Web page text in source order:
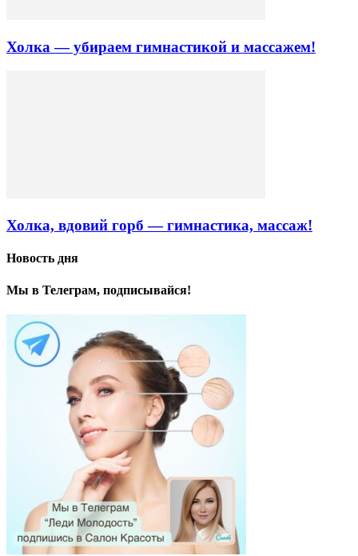
Холка — убираем гимнастикой и массажем!
Холка, вдовий горб — гимнастика, массаж!
Новость дня
Мы в Телеграм, подписывайся!